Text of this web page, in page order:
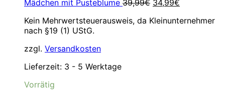
Mädchen mit Pusteblume 39,99€ Ursprünglicher
war:
34,99€
ist:
Kein Mehrwertsteuerausweis, da Kleinunternehmer
nach §19 (1) UStG.
zzgl. Versandkosten
Lieferzeit: 3 - 5 Werktage
Vorrätig